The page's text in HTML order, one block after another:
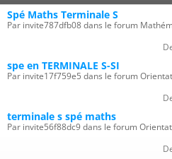
Spé Maths Terminale S
Par invite787dfb08 dans le forum
spe en TERMINALE S-SI
Par invite17f759e5 dans le forum
terminale s spé maths
Par invite56f88dc9 dans le forum